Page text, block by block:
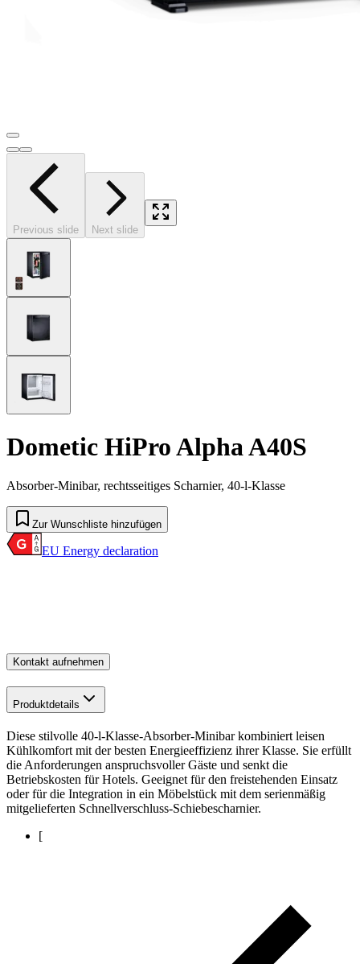
Previous slide Next slide
Dometic HiPro Alpha A40S
Absorber-Minibar, rechtsseitiges Scharnier, 40-l-Klasse
Zur Wunschliste hinzufügen
EU Energy declaration
Kontakt aufnehmen
Produktdetails
Diese stilvolle 40-l-Klasse-Absorber-Minibar kombiniert leisen
Kühlkomfort mit der besten Energieeffizienz ihrer Klasse. Sie erfüllt
die Anforderungen anspruchsvoller Gäste und senkt die
Betriebskosten für Hotels. Geeignet für den freistehenden Einsatz
oder für die Integration in ein Möbelstück mit dem serienmäßig
mitgelieferten Schnellverschluss-Schiebescharnier.
[